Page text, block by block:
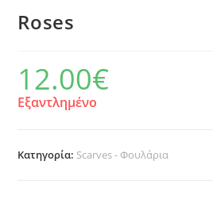
Roses
12.00€
Εξαντλημένο
Κατηγορία: Scarves - Φουλάρια